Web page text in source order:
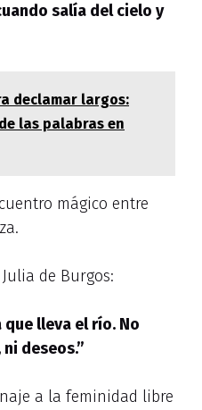
salía del cielo y
declamar largos:
las palabras en
mágico entre
de Burgos:
lleva el río. No
deseos.”
a la feminidad libre